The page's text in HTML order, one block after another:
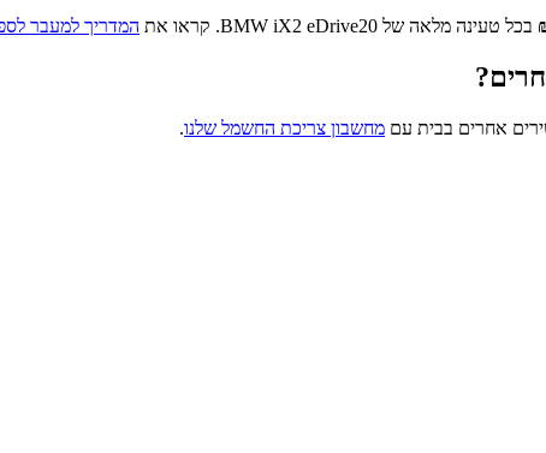
בכל טעינה מלאה של BMW iX2 eDrive20. קראו את המדריך למעבר
אחרים בבית עם מחשבון צריכת החשמל שלנו.